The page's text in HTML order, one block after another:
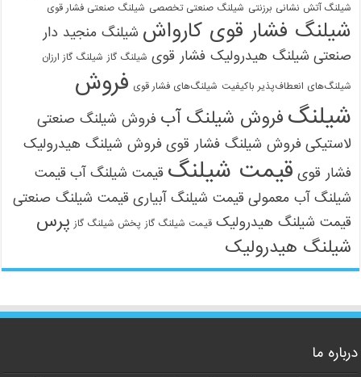
شیلنگ آتش نشانی برزنتی شیلنگ صنعتی تخصصی شیلنگ صنعتی فشار قوی
شیلنگ فشار قوی کارواش شیلنگ منجید دار
صنعتی شیلنگ هیدرولیک فشار قوی شیلنگ گاز شیلنگ گاز ارزان
شیلنگ‌های انعطاف‌پذیر باکیفیت شیلنگ‌های فشار قوی فروش
شیلنگ فروش شیلنگ آب فروش شیلنگ صنعتی
لاستیکی فروش شیلنگ فشار قوی فروش شیلنگ هیدرولیک
فشار قوی قیمت شیلنگ قیمت شیلنگ آب قیمت
شیلنگ آب معمولی قیمت شیلنگ آبیاری قیمت شیلنگ صنعتی
قیمت شیلنگ هیدرولیک قیمت شیلنگ گاز پخش شیلنگ گاز پرس
شیلنگ هیدرولیک
درباره ما